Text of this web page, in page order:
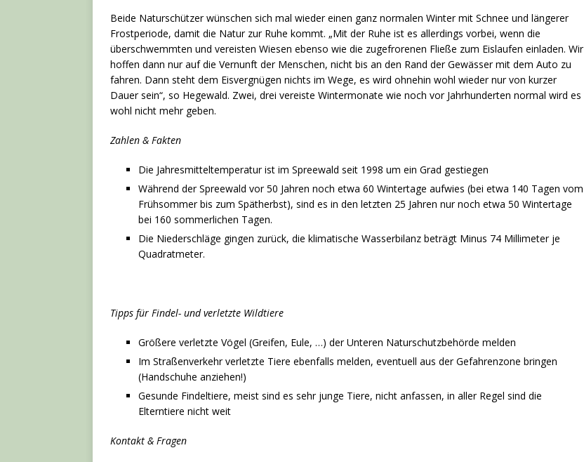
Beide Naturschützer wünschen sich mal wieder einen ganz normalen Winter mit Schnee und längerer
Frostperiode, damit die Natur zur Ruhe kommt. „Mit der Ruhe ist es allerdings vorbei, wenn die
überschwemmten und vereisten Wiesen ebenso wie die zugefrorenen Fließe zum Eislaufen einladen. Wir
hoffen dann nur auf die Vernunft der Menschen, nicht bis an den Rand der Gewässer mit dem Auto zu
fahren. Dann steht dem Eisvergnügen nichts im Wege, es wird ohnehin wohl wieder nur von kurzer
Dauer sein“, so Hegewald. Zwei, drei vereiste Wintermonate wie noch vor Jahrhunderten normal wird es
wohl nicht mehr geben.
Zahlen & Fakten
Die Jahresmitteltemperatur ist im Spreewald seit 1998 um ein Grad gestiegen
Während der Spreewald vor 50 Jahren noch etwa 60 Wintertage aufwies (bei etwa 140 Tagen vom
Frühsommer bis zum Spätherbst), sind es in den letzten 25 Jahren nur noch etwa 50 Wintertage
bei 160 sommerlichen Tagen.
Die Niederschläge gingen zurück, die klimatische Wasserbilanz beträgt Minus 74 Millimeter je
Quadratmeter.
Tipps für Findel- und verletzte Wildtiere
Größere verletzte Vögel (Greifen, Eule, …) der Unteren Naturschutzbehörde melden
Im Straßenverkehr verletzte Tiere ebenfalls melden, eventuell aus der Gefahrenzone bringen
(Handschuhe anziehen!)
Gesunde Findeltiere, meist sind es sehr junge Tiere, nicht anfassen, in aller Regel sind die
Elterntiere nicht weit
Kontakt & Fragen